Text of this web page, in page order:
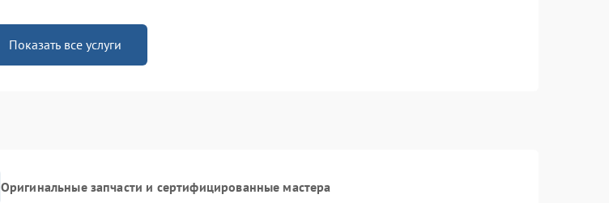
Показать все услуги
Оригинальные запчасти и сертифицированные мастера